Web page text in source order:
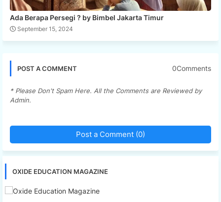
Ada Berapa Persegi ? by Bimbel Jakarta Timur
September 15, 2024
POST A COMMENT 0Comments
* Please Don't Spam Here. All the Comments are Reviewed by
Admin.
Post a Comment (0)
OXIDE EDUCATION MAGAZINE